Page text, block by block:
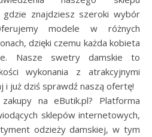
znajdziesz szeroki wybór
modele w różnych
dzięki czemu każda kobieta
Nasze swetry damskie to
wykonania z atrakcyjnymi
i już dziś sprawdź naszą ofertę!
na eButik.pl? Platforma
sklepów internetowych,
odzieży damskiej, w tym